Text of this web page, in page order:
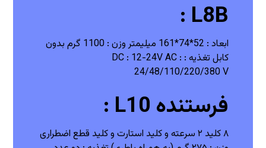
L8B :
ابعاد : 52*74*161 میلیمتر
وزن : 1100 گرم بدون
کابل تغذیه : DC : 12-24V AC :
24/48/110/220/380 V
فرستنده L10 :
۸ کلید ۲ سرعته و کلید استارت و کلید قطع اضطراری